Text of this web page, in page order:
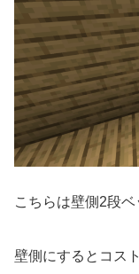
こちらは壁側2段ベ
壁側にするとコス